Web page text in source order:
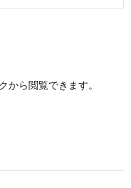
から閲覧できます。